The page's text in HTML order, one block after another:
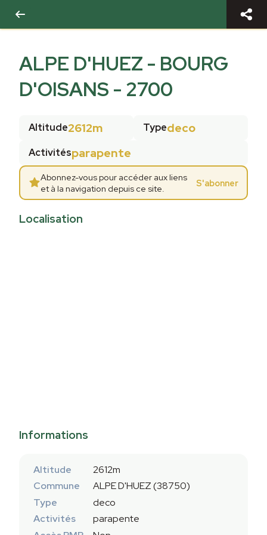
ALPE D'HUEZ - BOURG
D'OISANS - 2700
Altitude2612m Typedeco
Activitésparapente
Abonnez-vous pour accéder aux liens
et à la navigation depuis ce site.
S'abonner
Localisation
Informations
Altitude
2612m
Commune
ALPE D'HUEZ (38750)
Type
deco
Activités
parapente